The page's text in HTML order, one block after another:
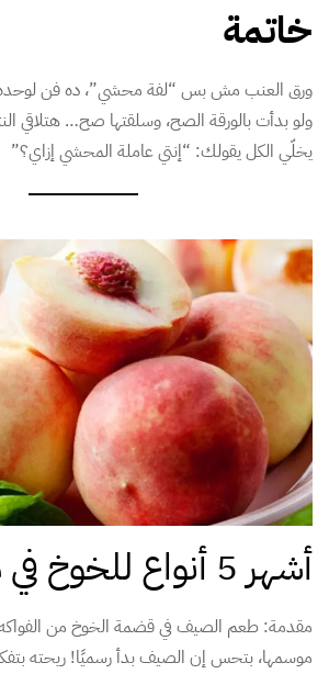
خاتمة
ورق العنب مش بس “لفة محشي”، ده فن
ولو بدأت بالورقة الصح، وسلقتها صح… هتلاقي
يخلّي الكل يقولك: “إنتي عاملة المحشي إزاي؟”
أشهر 5 أنواع للخوخ في مصر
مقدمة: طعم الصيف في قضمة الخوخ من الفواكه
موسمها، بتحس إن الصيف بدأ رسميًا! ريحته